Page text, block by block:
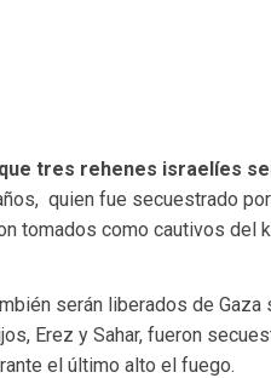
tres rehenes israelíes
quien fue secuestrado por
tomados como cautivos del
serán liberados de Gaza
Erez y Sahar, fueron
el último alto el fuego.